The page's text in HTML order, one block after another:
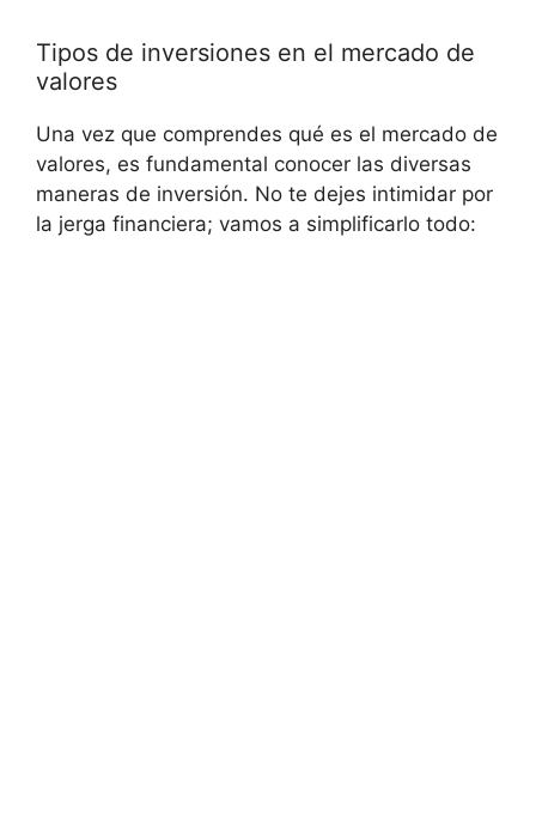
Tipos de inversiones en el mercado de
valores
Una vez que comprendes qué es el mercado de
valores, es fundamental conocer las diversas
maneras de inversión. No te dejes intimidar por
la jerga financiera; vamos a simplificarlo todo: